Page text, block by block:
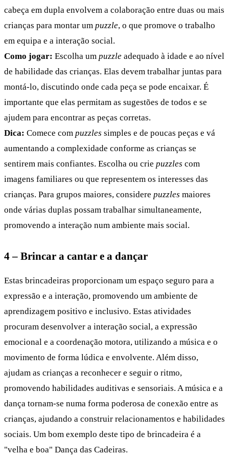
cabeça em dupla envolvem a colaboração entre duas ou mais
crianças para montar um puzzle, o que promove o trabalho
em equipa e a interação social.
Como jogar: Escolha um puzzle adequado à idade e ao nível
de habilidade das crianças. Elas devem trabalhar juntas para
montá-lo, discutindo onde cada peça se pode encaixar. É
importante que elas permitam as sugestões de todos e se
ajudem para encontrar as peças corretas.
Dica: Comece com puzzles simples e de poucas peças e vá
aumentando a complexidade conforme as crianças se
sentirem mais confiantes. Escolha ou crie puzzles com
imagens familiares ou que representem os interesses das
crianças. Para grupos maiores, considere puzzles maiores
onde várias duplas possam trabalhar simultaneamente,
promovendo a interação num ambiente mais social.
4 – Brincar a cantar e a dançar
Estas brincadeiras proporcionam um espaço seguro para a
expressão e a interação, promovendo um ambiente de
aprendizagem positivo e inclusivo. Estas atividades
procuram desenvolver a interação social, a expressão
emocional e a coordenação motora, utilizando a música e o
movimento de forma lúdica e envolvente. Além disso,
ajudam as crianças a reconhecer e seguir o ritmo,
promovendo habilidades auditivas e sensoriais. A música e a
dança tornam-se numa forma poderosa de conexão entre as
crianças, ajudando a construir relacionamentos e habilidades
sociais. Um bom exemplo deste tipo de brincadeira é a
"velha e boa" Dança das Cadeiras.